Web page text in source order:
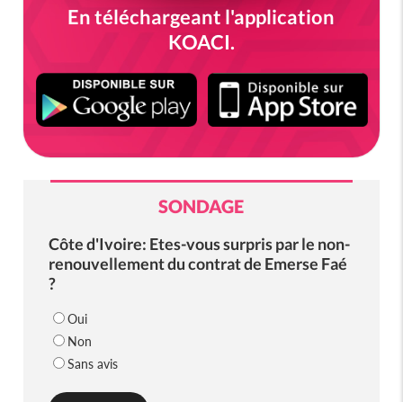
En téléchargeant l'application
KOACI.
SONDAGE
Côte d'Ivoire: Etes-vous surpris par le non-
renouvellement du contrat de Emerse Faé
?
Oui
Non
Sans avis